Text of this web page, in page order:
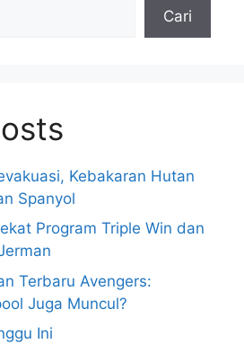
Cari
Kebakaran Hutan
Spanyol
Program Triple Win dan
Terbaru Avengers:
Juga Muncul?
Ini